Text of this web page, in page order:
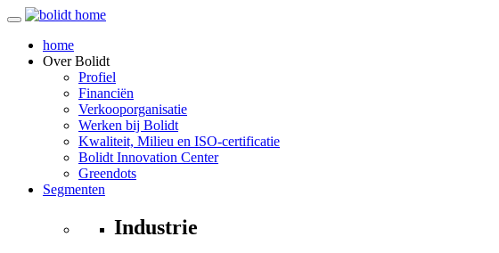
home
OverBolidt
Profiel
Financiën
Verkooporganisatie
Werken bij Bolidt
Kwaliteit, Milieu en ISO-certificatie
Bolidt Innovation Center
Greendots
Segmenten
Industrie